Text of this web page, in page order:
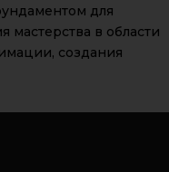
для
в области
создания